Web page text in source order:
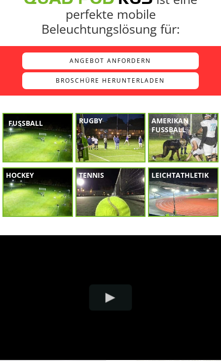
perfekte mobile
Beleuchtungslösung für:
ANGEBOT ANFORDERN
BROSCHÜRE HERUNTERLADEN
FUSSBALL RUGBY
AMERIKAN
FUSSBALL
HOCKEY TENNIS LEICHTATHLETIK